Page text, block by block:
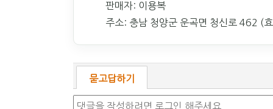
판매자: 이용복
주소: 충남 청양군 운곡면 청신로 462 (
묻고답하기